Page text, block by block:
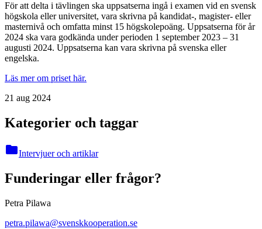
För att delta i tävlingen ska uppsatserna ingå i examen vid en svensk
högskola eller universitet, vara skrivna på kandidat-, magister- eller
masternivå och omfatta minst 15 högskolepoäng. Uppsatserna för år
2024 ska vara godkända under perioden 1 september 2023 – 31
augusti 2024. Uppsatserna kan vara skrivna på svenska eller
engelska.
Läs mer om priset här.
21 aug 2024
Kategorier och taggar
folderIntervjuer och artiklar
Funderingar eller frågor?
Petra Pilawa
petra.pilawa@svenskkooperation.se